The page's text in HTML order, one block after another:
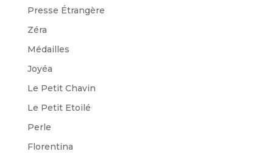
Presse Étrangère
Zéra
Médailles
Joyéa
Le Petit Chavin
Le Petit Etoilé
Perle
Florentina